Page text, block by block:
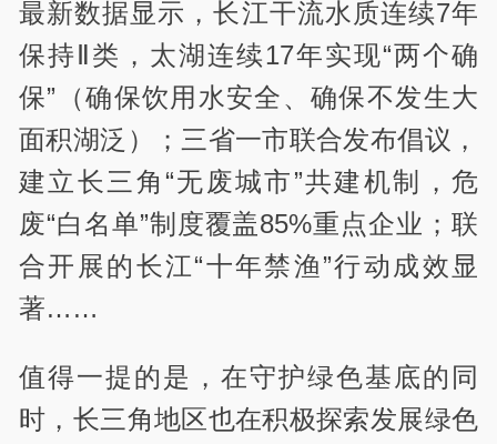
最新数据显示，长江干流水质连续7年
保持Ⅱ类，太湖连续17年实现“两个确
保”（确保饮用水安全、确保不发生大
面积湖泛）；三省一市联合发布倡议，
建立长三角“无废城市”共建机制，危
废“白名单”制度覆盖85%重点企业；联
合开展的长江“十年禁渔”行动成效显
著……
值得一提的是，在守护绿色基底的同
时，长三角地区也在积极探索发展绿色